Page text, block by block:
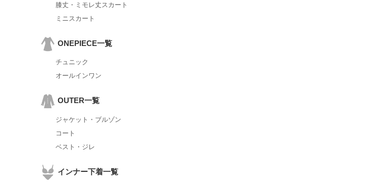
膝丈・ミモレ丈スカート
ミニスカート
ONEPIECE一覧
チュニック
オールインワン
OUTER一覧
ジャケット・ブルゾン
コート
ベスト・ジレ
インナー下着一覧